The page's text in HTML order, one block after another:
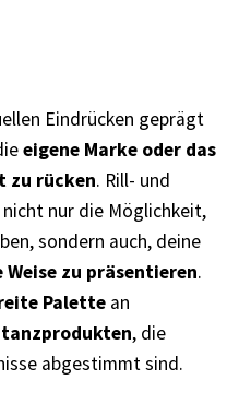
Eindrücken geprägt
eigene Marke oder das
zu rücken. Rill- und
nur die Möglichkeit,
sondern auch, deine
zu präsentieren.
Palette an
, die
abgestimmt sind.